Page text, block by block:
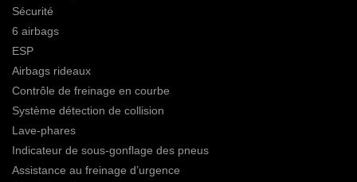
Sécurité
6 airbags
ESP
Airbags rideaux
Contrôle de freinage en courbe
Système détection de collision
Lave-phares
Indicateur de sous-gonflage des pneus
Assistance au freinage d’urgence